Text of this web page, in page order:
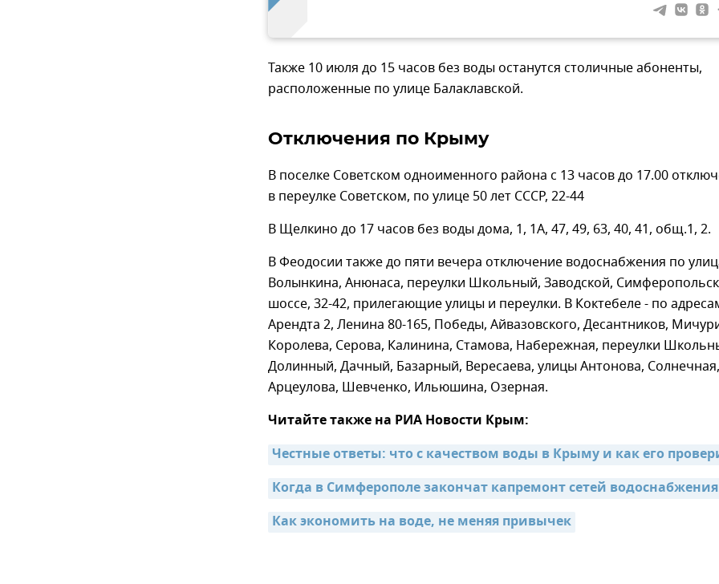
Также 10 июля до 15 часов без воды останутся столичные абоненты,
расположенные по улице Балаклавской.
Отключения по Крыму
В поселке Советском одноименного района с 13 часов до 17.00
в переулке Советском, по улице 50 лет СССР, 22-44
В Щелкино до 17 часов без воды дома, 1, 1А, 47, 49, 63, 40, 41, общ.1, 2.
В Феодосии также до пяти вечера отключение водоснабжения по
Волынкина, Анюнаса, переулки Школьный, Заводской,
шоссе, 32-42, прилегающие улицы и переулки. В Коктебеле - по
Арендта 2, Ленина 80-165, Победы, Айвазовского, Десантников,
Королева, Серова, Калинина, Стамова, Набережная, переулки
Долинный, Дачный, Базарный, Вересаева, улицы Антонова, Солнечная,
Арцеулова, Шевченко, Ильюшина, Озерная.
Читайте также на РИА Новости Крым:
Честные ответы: что с качеством воды в Крыму и как его
Когда в Симферополе закончат капремонт сетей водоснабжения
Как экономить на воде, не меняя привычек